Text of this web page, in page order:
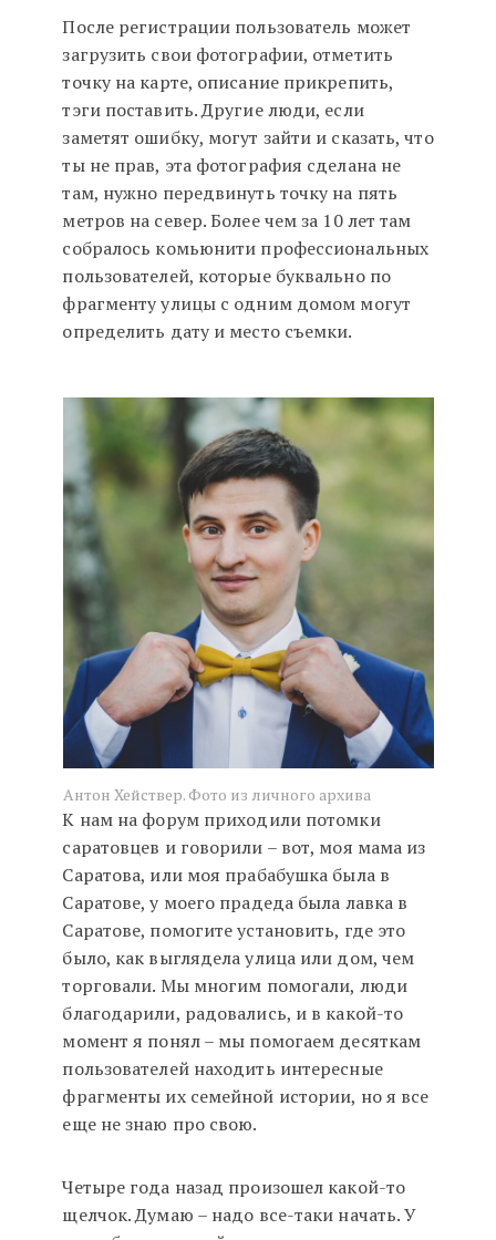
После регистрации пользователь может
загрузить свои фотографии, отметить
точку на карте, описание прикрепить,
тэги поставить. Другие люди, если
заметят ошибку, могут зайти и сказать, что
ты не прав, эта фотография сделана не
там, нужно передвинуть точку на пять
метров на север. Более чем за 10 лет там
собралось комьюнити профессиональных
пользователей, которые буквально по
фрагменту улицы с одним домом могут
определить дату и место съемки.
Антон Хействер. Фото из личного архива
К нам на форум приходили потомки
саратовцев и говорили – вот, моя мама из
Саратова, или моя прабабушка была в
Саратове, у моего прадеда была лавка в
Саратове, помогите установить, где это
было, как выглядела улица или дом, чем
торговали. Мы многим помогали, люди
благодарили, радовались, и в какой-то
момент я понял – мы помогаем десяткам
пользователей находить интересные
фрагменты их семейной истории, но я все
еще не знаю про свою.
Четыре года назад произошел какой-то
щелчок. Думаю – надо все-таки начать. У